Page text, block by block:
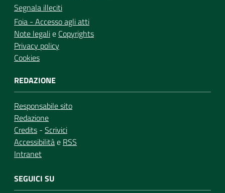
Segnala illeciti
Foia - Accesso agli atti
Note legalie Copyrights
Privacy policy
Cookies
REDAZIONE
Responsabile sito
Redazione
Credits - Scrivici
Accessibilitàe RSS
Intranet
SEGUICI SU